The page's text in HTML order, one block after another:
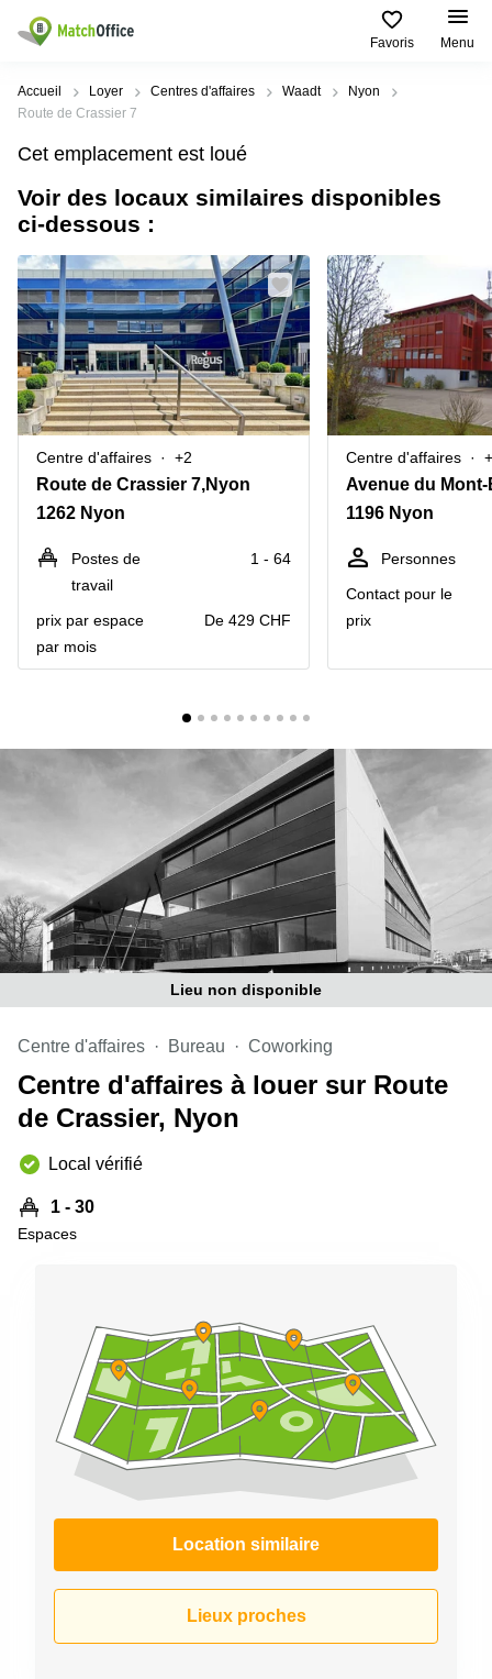
Favoris Menu
Rechercher / publier
Pages
de
Bureau
Centre
d'affaires
Coworking
Salle
de
réunion
Bureau
virtuel
Villes
Populaires
Location
bureau
Bureau
à louer
Genève
Bureau à
louer
Lausanne
Coworking
Zurich
Genève
Coworking
Coworking
Basel
Coworking
Neuchâtel
Coworking
Versoix
Coworking
Meyrin
Salle
réunion
Zurich
Salles
de
Genève
Salle de
Lausanne
Lausanne
Recherches
populaires
Voie du
Chariot 3
Place de
la Gare
12
Lausanne
Rue du
Pré-de-
la-
1
Genève
Rue de
1
Genève
Place
Fusterie
Corraterie
5 Genève
Genève
Rue de
Lausanne
69
Louis-
18
de l’Ile
Genève
Route
Esplanade
de Pont-
Rouge 4
Lancy
Route
Meyrin
de la
Drance 2
Route
Aide
Qui sommes-nous?
Publier un local
Prix
Connexion
Choisissez une langue
Switzerland
Accueil Loyer Centres d'affaires Waadt
Nyon
Route de Crassier 7
Cet emplacement est loué
Voir des locaux similaires disponibles
ci-dessous :
Centre d'affaires +2
Route de Crassier 7,Nyon
1262 Nyon
Postes de
travail
1 - 64
prix par espace
par mois
De 429 CHF
Centre d'affaires
Avenue du
1196 Nyon
Personnes
Contact pour le
prix
Lieu non disponible
Centre d'affaires Bureau Coworking
Centre d'affaires à louer sur Route
de Crassier, Nyon
Local vérifié
1 - 30
Espaces
Location similaire
Lieux proches